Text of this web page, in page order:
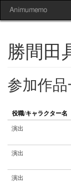
Animumemo
勝間田
参加作品
役職/キャラクター名
演出
演出
演出